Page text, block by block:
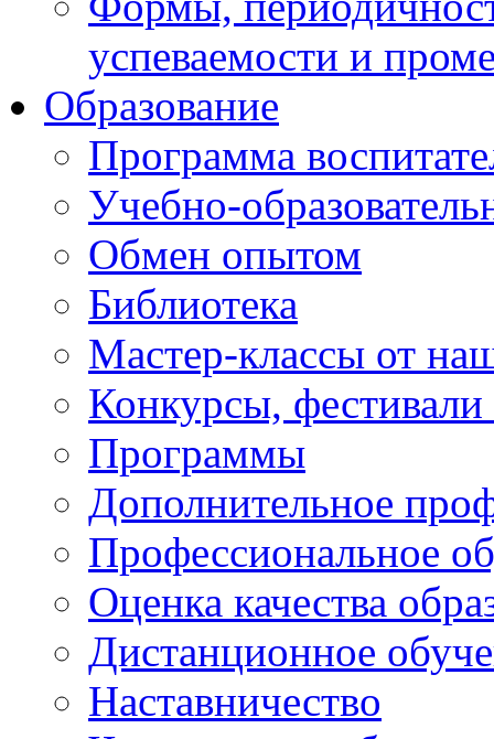
успеваемости и
Образование
Программа
Учебно-
Обмен опытом
Библиотека
Мастер-классы от
Конкурсы,
Программы
Дополнительное
Профессиональное
Оценка качества
Дистанционное
Наставничество